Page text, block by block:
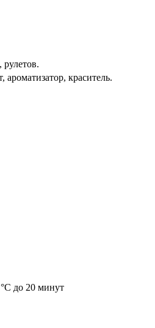
ароматизатор, краситель.
°С до 20 минут